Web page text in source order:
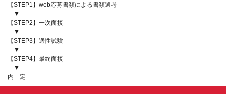
【STEP1】web応募書類による書類選考
▼
【STEP2】一次面接
▼
【STEP3】適性試験
▼
【STEP4】最終面接
▼
内 定